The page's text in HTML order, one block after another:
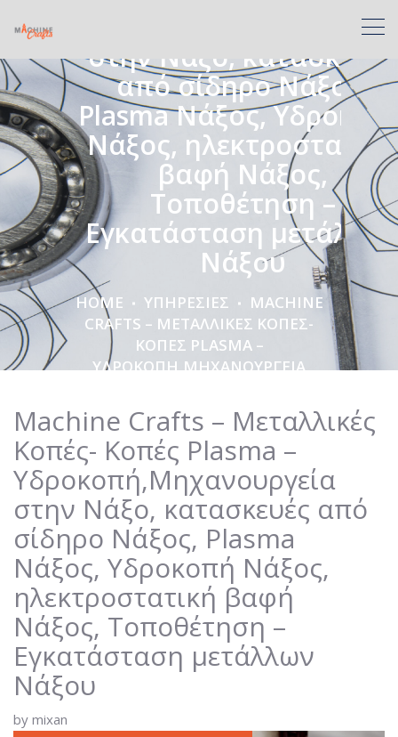
στην Νάξο, κατασκευές
από σίδηρο Νάξος,
Plasma Νάξος,
Νάξος, ηλεκτροστατική
βαφή Νάξος,
Τοποθέτηση –
Εγκατάσταση
Νάξου
HOME ΥΠΗΡΕΣΙΕΣ
MACHINE
CRAFTS – ΜΕΤΑΛΛΙΚΈΣ ΚΟΠΈΣ-
ΚΟΠΈΣ PLASMA –
ΥΔΡΟΚΟΠΉ,ΜΗΧΑΝΟΥΡΓΕΊΑ
ΣΊΔΗΡΟ ΝΆΞΟΣ, PLASMA ΝΆΞΟΣ,
ΥΔΡΟΚΟΠΉ ΝΆΞΟΣ,
ΗΛΕΚΤΡΟΣΤΑΤΙΚΉ ΒΑΦΉ ΝΆΞΟΣ,
ΤΟΠΟΘΈΤΗΣΗ – ΕΓΚΑΤΆΣΤΑΣΗ
ΜΕΤΆΛΛΩΝ ΝΆΞΟΥ
Machine Crafts – Μεταλλικές
Κοπές- Κοπές Plasma –
Υδροκοπή,Μηχανουργεία
στην Νάξο, κατασκευές από
σίδηρο Νάξος, Plasma
Νάξος, Υδροκοπή Νάξος,
ηλεκτροστατική βαφή
Νάξος, Τοποθέτηση –
Εγκατάσταση μετάλλων
Νάξου
by mixan